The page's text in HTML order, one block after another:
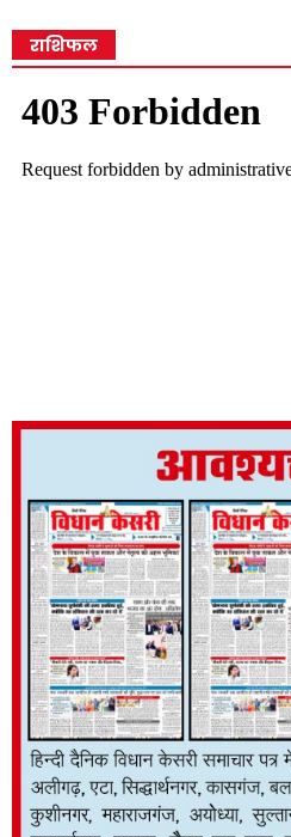
राशिफल